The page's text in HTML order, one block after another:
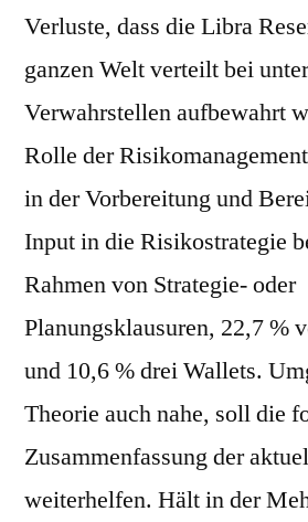
Verluste, dass die Libra
ganzen Welt verteilt bei
Verwahrstellen aufbewahrt
Rolle der
in der Vorbereitung und
Input in die Risikostrategie
Rahmen von Strategie- oder
Planungsklausuren, 22,7 %
und 10,6 % drei Wallets.
Theorie auch nahe, soll die
Zusammenfassung der
weiterhelfen. Hält in der